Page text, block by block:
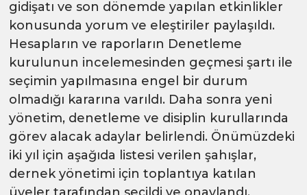
gidişatı ve son dönemde yapılan etkinlikler
konusunda yorum ve eleştiriler paylaşıldı.
Hesapların ve raporların Denetleme
kurulunun incelemesinden geçmesi şartı ile
seçimin yapılmasına engel bir durum
olmadığı kararına varıldı. Daha sonra yeni
yönetim, denetleme ve disiplin kurullarında
görev alacak adaylar belirlendi. Önümüzdeki
iki yıl için aşağıda listesi verilen şahışlar,
dernek yönetimi için toplantıya katılan